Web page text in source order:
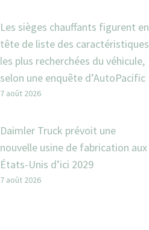
Les sièges chauffants figurent en
tête de liste des caractéristiques
les plus recherchées du véhicule,
selon une enquête d’AutoPacific
7 août 2026
Daimler Truck prévoit une
nouvelle usine de fabrication aux
États-Unis d’ici 2029
7 août 2026